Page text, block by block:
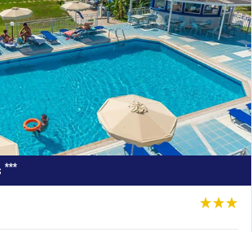
***